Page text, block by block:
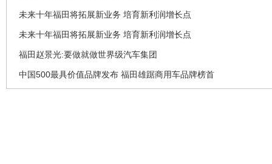
未来十年福田将拓展新业务 培育新利润增长点
未来十年福田将拓展新业务 培育新利润增长点
福田赵景光:要做就做世界级汽车集团
中国500最具价值品牌发布 福田雄踞商用车品牌榜首